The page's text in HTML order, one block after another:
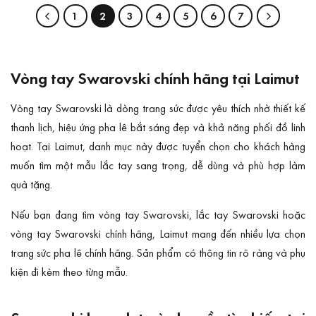
1 2 3 4 5 6 7
Vòng tay Swarovski chính hãng tại Laimut
Vòng tay Swarovski là dòng trang sức được yêu thích nhờ thiết kế
thanh lịch, hiệu ứng pha lê bắt sáng đẹp và khả năng phối đồ linh
hoạt. Tại Laimut, danh mục này được tuyển chọn cho khách hàng
muốn tìm một mẫu lắc tay sang trọng, dễ dùng và phù hợp làm
quà tặng.
Nếu bạn đang tìm vòng tay Swarovski, lắc tay Swarovski hoặc
vòng tay Swarovski chính hãng, Laimut mang đến nhiều lựa chọn
trang sức pha lê chính hãng. Sản phẩm có thông tin rõ ràng và phụ
kiện đi kèm theo từng mẫu.